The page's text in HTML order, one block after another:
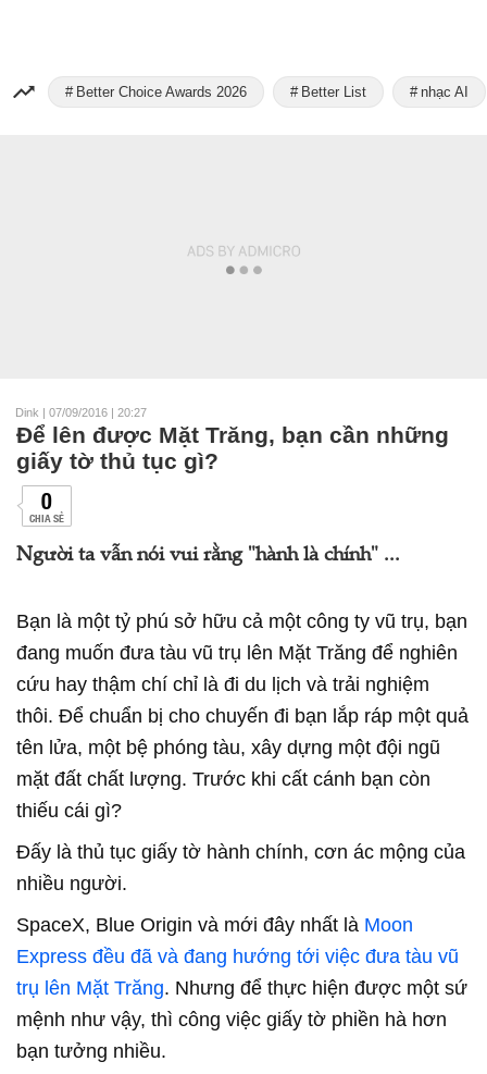
Better Choice Awards 2026 Better List nhạc AI
Dink | 07/09/2016 | 20:27
Để lên được Mặt Trăng, bạn cần những
giấy tờ thủ tục gì?
0
CHIA SẺ
Người ta vẫn nói vui rằng "hành là chính" ...
Bạn là một tỷ phú sở hữu cả một công ty vũ trụ, bạn
đang muốn đưa tàu vũ trụ lên Mặt Trăng để nghiên
cứu hay thậm chí chỉ là đi du lịch và trải nghiệm
thôi. Để chuẩn bị cho chuyến đi bạn lắp ráp một quả
tên lửa, một bệ phóng tàu, xây dựng một đội ngũ
mặt đất chất lượng. Trước khi cất cánh bạn còn
thiếu cái gì?
Đấy là thủ tục giấy tờ hành chính, cơn ác mộng của
nhiều người.
SpaceX, Blue Origin và mới đây nhất là Moon
Express đều đã và đang hướng tới việc đưa tàu vũ
trụ lên Mặt Trăng. Nhưng để thực hiện được một sứ
mệnh như vậy, thì công việc giấy tờ phiền hà hơn
bạn tưởng nhiều.